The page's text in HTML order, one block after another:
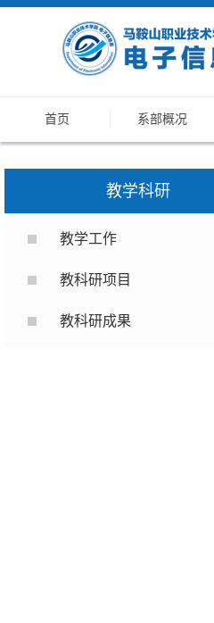
首页 系部概况
教学科研
教学工作
教科研项目
教科研成果